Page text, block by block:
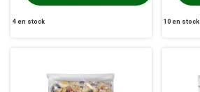
4en stock 10 en stock